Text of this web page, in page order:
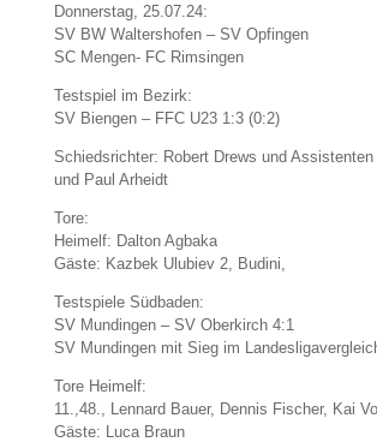
Donnerstag, 25.07.24:
SV BW Waltershofen – SV Opfingen
SC Mengen- FC Rimsingen
Testspiel im Bezirk:
SV Biengen – FFC U23 1:3 (0:2)
Schiedsrichter: Robert Drews und
und Paul Arheidt
Tore:
Heimelf: Dalton Agbaka
Gäste: Kazbek Ulubiev 2, Budini,
Testspiele Südbaden:
SV Mundingen – SV Oberkirch 4:1
SV Mundingen mit Sieg im
Tore Heimelf:
11.,48., Lennard Bauer, Dennis Fischer, Kai
Gäste: Luca Braun